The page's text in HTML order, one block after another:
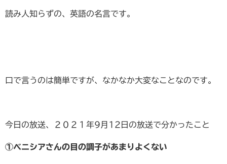
読み人知らずの、英語の名言です。
口で言うのは簡単ですが、なかなか大変なことなのです。
今日の放送、２０２１年9月12日の放送で分かったこと
①ベニシアさんの目の調子があまりよくない